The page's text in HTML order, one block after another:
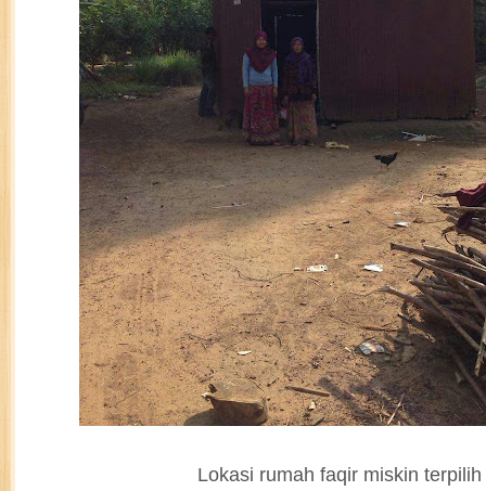
Lokasi rumah faqir miskin terpilih